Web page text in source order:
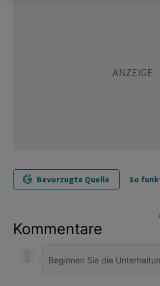
Bevorzugte Quelle So
Kommentare